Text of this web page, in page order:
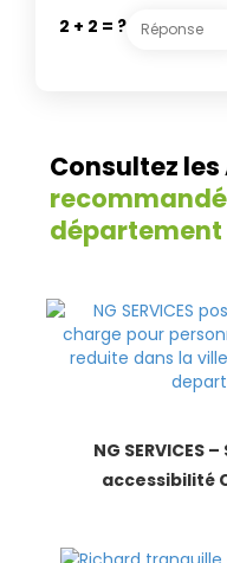
2 + 2 = ?
Consultez
département
NG
accessibilité